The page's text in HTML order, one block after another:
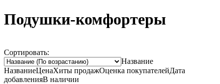
Подушки-комфортеры
Сортировать:
Название
НазваниеЦенаХиты продажОценка покупателейДата
добавленияВ наличии